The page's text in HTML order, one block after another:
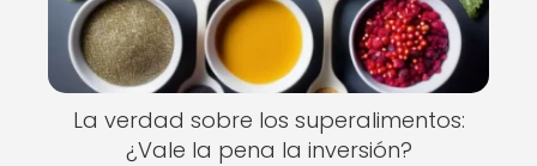
La verdad sobre los superalimentos:
¿Vale la pena la inversión?